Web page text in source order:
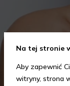
Na tej stronie
Aby zapewnić
witryny, strona